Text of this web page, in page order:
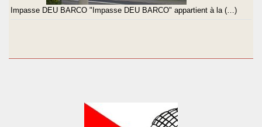
Impasse DEU BARCO "Impasse DEU BARCO" appartient à la (…)